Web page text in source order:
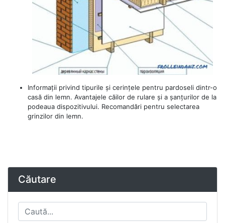
Informații privind tipurile și cerințele pentru pardoseli dintr-o
casă din lemn. Avantajele căilor de rulare și a șanțurilor de la
podeaua dispozitivului. Recomandări pentru selectarea
grinzilor din lemn.
Căutare